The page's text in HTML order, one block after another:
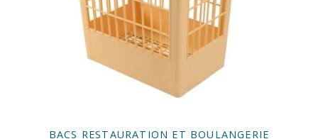
BACS RESTAURATION ET BOULANGERIE